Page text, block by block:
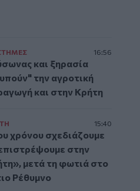
16:56
και ξηρασία
την αγροτική
και στην Κρήτη
15:40
χρόνου σχεδιάζουμε
στην
μετά τη φωτιά στο
Ρέθυμνο